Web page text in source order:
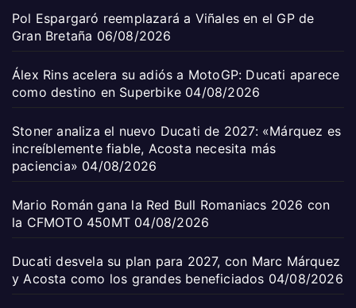
Pol Espargaró reemplazará a Viñales en el GP de
Gran Bretaña 06/08/2026
Álex Rins acelera su adiós a MotoGP: Ducati aparece
como destino en Superbike 04/08/2026
Stoner analiza el nuevo Ducati de 2027: «Márquez es
increíblemente fiable, Acosta necesita más
paciencia» 04/08/2026
Mario Román gana la Red Bull Romaniacs 2026 con
la CFMOTO 450MT 04/08/2026
Ducati desvela su plan para 2027, con Marc Márquez
y Acosta como los grandes beneficiados 04/08/2026